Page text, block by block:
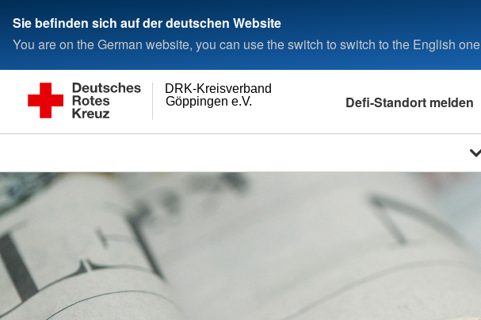
Sie befinden sich auf der deutschen Website
You are on the German website, you can use the switch to switch to the English one
Göppingen e.V.
DRK-Kreisverband
Defi-Standort melden